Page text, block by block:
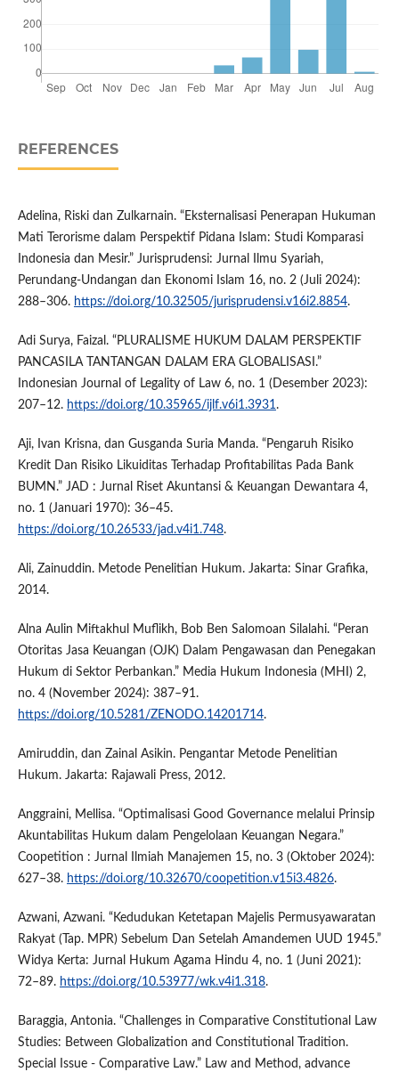
REFERENCES
Adelina, Riski dan Zulkarnain. “Eksternalisasi Penerapan Hukuman
Mati Terorisme dalam Perspektif Pidana Islam: Studi Komparasi
Indonesia dan Mesir.” Jurisprudensi: Jurnal Ilmu Syariah,
Perundang-Undangan dan Ekonomi Islam 16, no. 2 (Juli 2024):
288–306. https://doi.org/10.32505/jurisprudensi.v16i2.8854.
Adi Surya, Faizal. “PLURALISME HUKUM DALAM PERSPEKTIF
PANCASILA TANTANGAN DALAM ERA GLOBALISASI.”
Indonesian Journal of Legality of Law 6, no. 1 (Desember 2023):
207–12. https://doi.org/10.35965/ijlf.v6i1.3931.
Aji, Ivan Krisna, dan Gusganda Suria Manda. “Pengaruh Risiko
Kredit Dan Risiko Likuiditas Terhadap Profitabilitas Pada Bank
BUMN.” JAD : Jurnal Riset Akuntansi & Keuangan Dewantara 4,
no. 1 (Januari 1970): 36–45.
https://doi.org/10.26533/jad.v4i1.748.
Ali, Zainuddin. Metode Penelitian Hukum. Jakarta: Sinar Grafika,
2014.
Alna Aulin Miftakhul Muflikh, Bob Ben Salomoan Silalahi. “Peran
Otoritas Jasa Keuangan (OJK) Dalam Pengawasan dan Penegakan
Hukum di Sektor Perbankan.” Media Hukum Indonesia (MHI) 2,
no. 4 (November 2024): 387–91.
https://doi.org/10.5281/ZENODO.14201714.
Amiruddin, dan Zainal Asikin. Pengantar Metode Penelitian
Hukum. Jakarta: Rajawali Press, 2012.
Anggraini, Mellisa. “Optimalisasi Good Governance melalui Prinsip
Akuntabilitas Hukum dalam Pengelolaan Keuangan Negara.”
Coopetition : Jurnal Ilmiah Manajemen 15, no. 3 (Oktober 2024):
627–38. https://doi.org/10.32670/coopetition.v15i3.4826.
Azwani, Azwani. “Kedudukan Ketetapan Majelis Permusyawaratan
Rakyat (Tap. MPR) Sebelum Dan Setelah Amandemen UUD 1945.”
Widya Kerta: Jurnal Hukum Agama Hindu 4, no. 1 (Juni 2021):
72–89. https://doi.org/10.53977/wk.v4i1.318.
Baraggia, Antonia. “Challenges in Comparative Constitutional Law
Studies: Between Globalization and Constitutional Tradition.
Special Issue - Comparative Law.” Law and Method, advance